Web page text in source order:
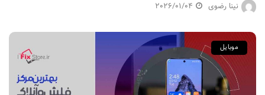
نینا رضوی 2026/01/04
موبایل